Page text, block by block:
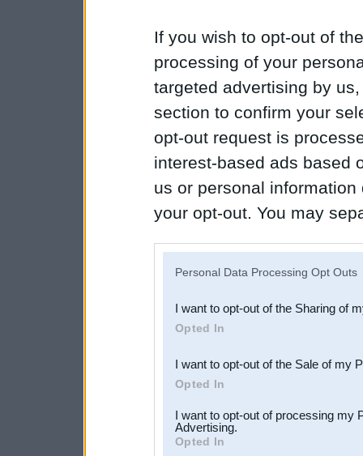
If you wish to opt-out of
processing of your
targeted advertising by
section to confirm your
opt-out request is
interest-based ads based
us or personal
your opt-out. You may
Downstream Participants
third parties.
Personal Data Processing Opt Outs
I want to opt-out of the Sharing of
Opted In
I want to opt-out of the Sale of my
Opted In
I want to opt-out of processing my
Advertising.
Opted In